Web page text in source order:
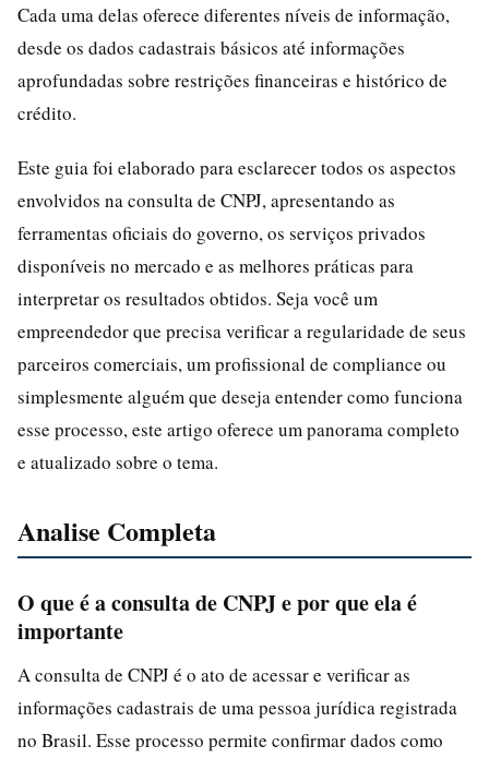
Cada uma delas oferece diferentes níveis de informação,
desde os dados cadastrais básicos até informações
aprofundadas sobre restrições financeiras e histórico de
crédito.
Este guia foi elaborado para esclarecer todos os aspectos
envolvidos na consulta de CNPJ, apresentando as
ferramentas oficiais do governo, os serviços privados
disponíveis no mercado e as melhores práticas para
interpretar os resultados obtidos. Seja você um
empreendedor que precisa verificar a regularidade de seus
parceiros comerciais, um profissional de compliance ou
simplesmente alguém que deseja entender como funciona
esse processo, este artigo oferece um panorama completo
e atualizado sobre o tema.
Analise Completa
O que é a consulta de CNPJ e por que ela é
importante
A consulta de CNPJ é o ato de acessar e verificar as
informações cadastrais de uma pessoa jurídica registrada
no Brasil. Esse processo permite confirmar dados como